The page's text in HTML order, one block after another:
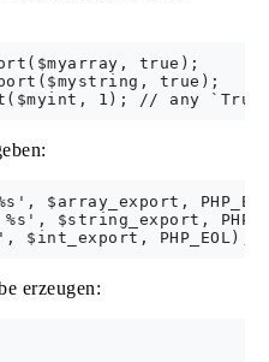
true);
true);
$array_export,
$string_export,
erzeugen: